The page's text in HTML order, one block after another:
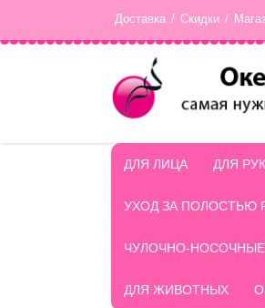
Доставка / Скидки /
ДЛЯ ЛИЦА ДЛЯ РУК
УХОД ЗА ПОЛОСТЬЮ
ЧУЛОЧНО-НОСОЧНЫЕ
ДЛЯ ЖИВОТНЫХ